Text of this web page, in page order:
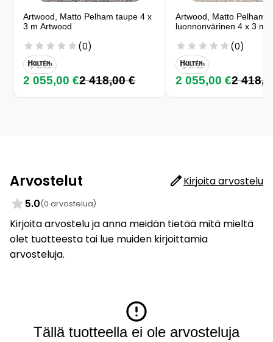
Artwood, Matto Pelham taupe 4 x
3 m Artwood
(0)
2 055,00 €2 418,00 €
Artwood, Matto Pelham
luonnonvärinen 4 x 3 m
(0)
2 055,00 €2
Arvostelut
Kirjoita arvostelu
5.0(0 arvostelua)
Kirjoita arvostelu ja anna meidän tietää mitä mieltä
olet tuotteesta tai lue muiden kirjoittamia
arvosteluja.
Tällä tuotteella ei ole arvosteluja